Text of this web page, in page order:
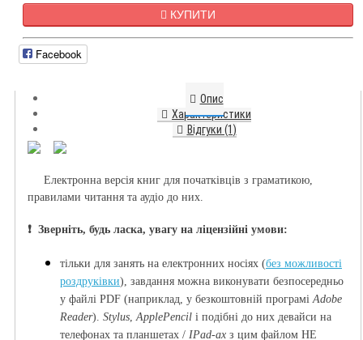
КУПИТИ
Facebook
Опис
Характеристики
Відгуки (1)
Електронна версія книг для початківців з граматикою,
правилами читання та аудіо до них.
❗️ Зверніть, будь ласка, увагу на ліцензійні умови:
тільки для занять на електронних носіях (без можливості
роздруківки), завдання можна виконувати безпосередньо
у файлі PDF (наприклад, у безкоштовній програміAdobe
Reader). Stylus,ApplePencil і подібні до них девайси на
телефонах та планшетах / IPad-ах з цим файлом НЕ